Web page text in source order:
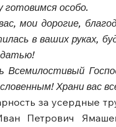
готовимся особо.
мои дорогие,
в ваших руках,
Всемилостивый
Храни вас
за усердные
Петрович